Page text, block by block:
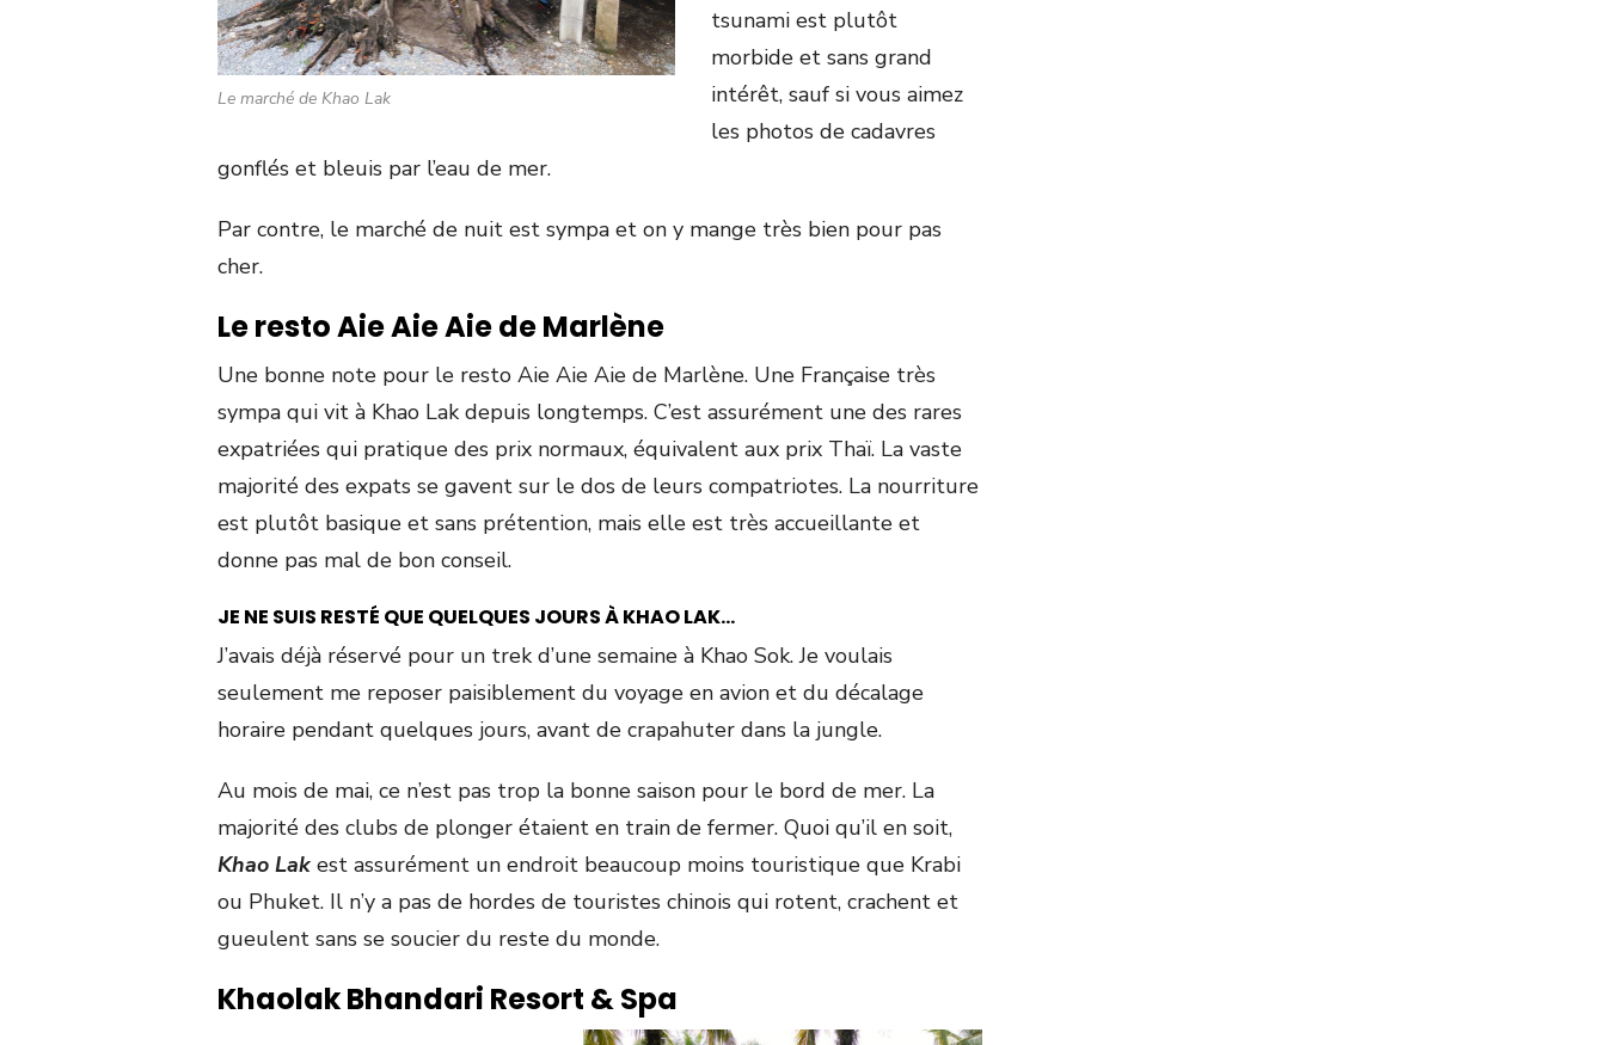
Le marché de Khao Lak
tsunami est plutôt
morbide et sans grand
intérêt, sauf si vous aimez
les photos de cadavres
gonflés et bleuis par l’eau de mer.
Par contre, le marché de nuit est sympa et on y mange très bien pour pas
cher.
Le resto Aie Aie Aie de Marlène
Une bonne note pour le resto Aie Aie Aie de Marlène. Une Française très
sympa qui vit à Khao Lak depuis longtemps. C’est assurément une des rares
expatriées qui pratique des prix normaux, équivalent aux prix Thaï. La vaste
majorité des expats se gavent sur le dos de leurs compatriotes. La nourriture
est plutôt basique et sans prétention, mais elle est très accueillante et
donne pas mal de bon conseil.
JE NE SUIS RESTÉ QUE QUELQUES JOURS À KHAO LAK…
J’avais déjà réservé pour un trek d’une semaine à Khao Sok. Je voulais
seulement me reposer paisiblement du voyage en avion et du décalage
horaire pendant quelques jours, avant de crapahuter dans la jungle.
Au mois de mai, ce n’est pas trop la bonne saison pour le bord de mer. La
majorité des clubs de plonger étaient en train de fermer. Quoi qu’il en soit,
Khao Lak est assurément un endroit beaucoup moins touristique que Krabi
ou Phuket. Il n’y a pas de hordes de touristes chinois qui rotent, crachent et
gueulent sans se soucier du reste du monde.
Khaolak Bhandari Resort & Spa